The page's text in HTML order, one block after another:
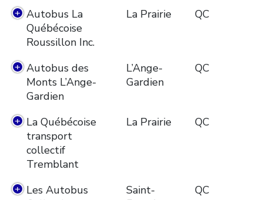
Autobus La
Québécoise
Roussillon Inc.
La Prairie QC
Autobus des
Monts L’Ange-
Gardien
L’Ange-
Gardien
QC
La Québécoise
transport
collectif
Tremblant
La Prairie QC
Les Autobus
Saint-
QC